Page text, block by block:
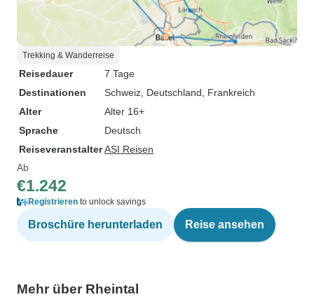
Trekking & Wanderreise
Reisedauer
7 Tage
Destinationen
Schweiz , Deutschland , Frankreich
Alter
Alter 16+
Sprache
Deutsch
ReiseveranstalterASI Reisen
Ab
€1.242
Registrieren to unlock savings
Broschüre herunterladen Reise ansehen
Mehr über Rheintal